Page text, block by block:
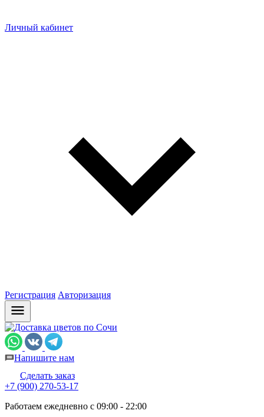
Личный кабинет
Регистрация Авторизация
Напишите нам
Сделать заказ
+7 (900) 270-53-17
Работаем ежедневно с 09:00 - 22:00